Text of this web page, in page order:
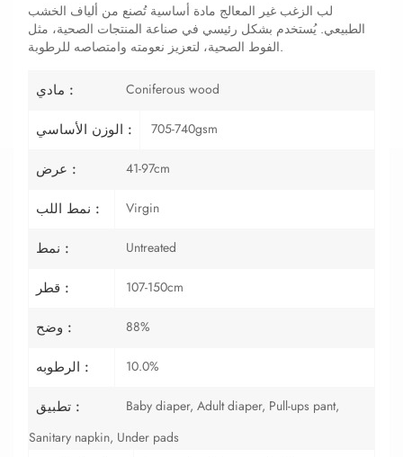
لب الزغب غير المعالج مادة أساسية تُصنع من ألياف الخشب
الطبيعي. يُستخدم بشكل رئيسي في صناعة المنتجات الصحية، مثل
الفوط الصحية، لتعزيز نعومته وامتصاصه للرطوبة.
مادي : Coniferous wood
الوزن الأساسي : 705-740gsm
عرض : 41-97cm
نمط اللب : Virgin
نمط : Untreated
قطر : 107-150cm
وضح : 88%
الرطوبه : 10.0%
تطبيق :
Baby diaper, Adult diaper, Pull-ups pant,
Sanitary napkin, Under pads